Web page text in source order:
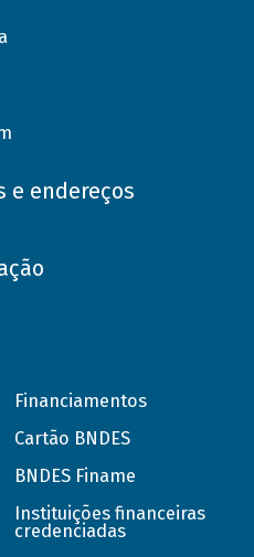
e endereços
Financiamentos
Cartão BNDES
BNDES Finame
Instituições financeiras
credenciadas